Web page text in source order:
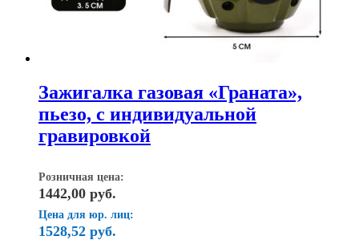
Зажигалка газовая «Граната»,
пьезо, с индивидуальной
гравировкой
Розничная цена:
1442,00 руб.
Цена для юр. лиц:
1528,52 руб.